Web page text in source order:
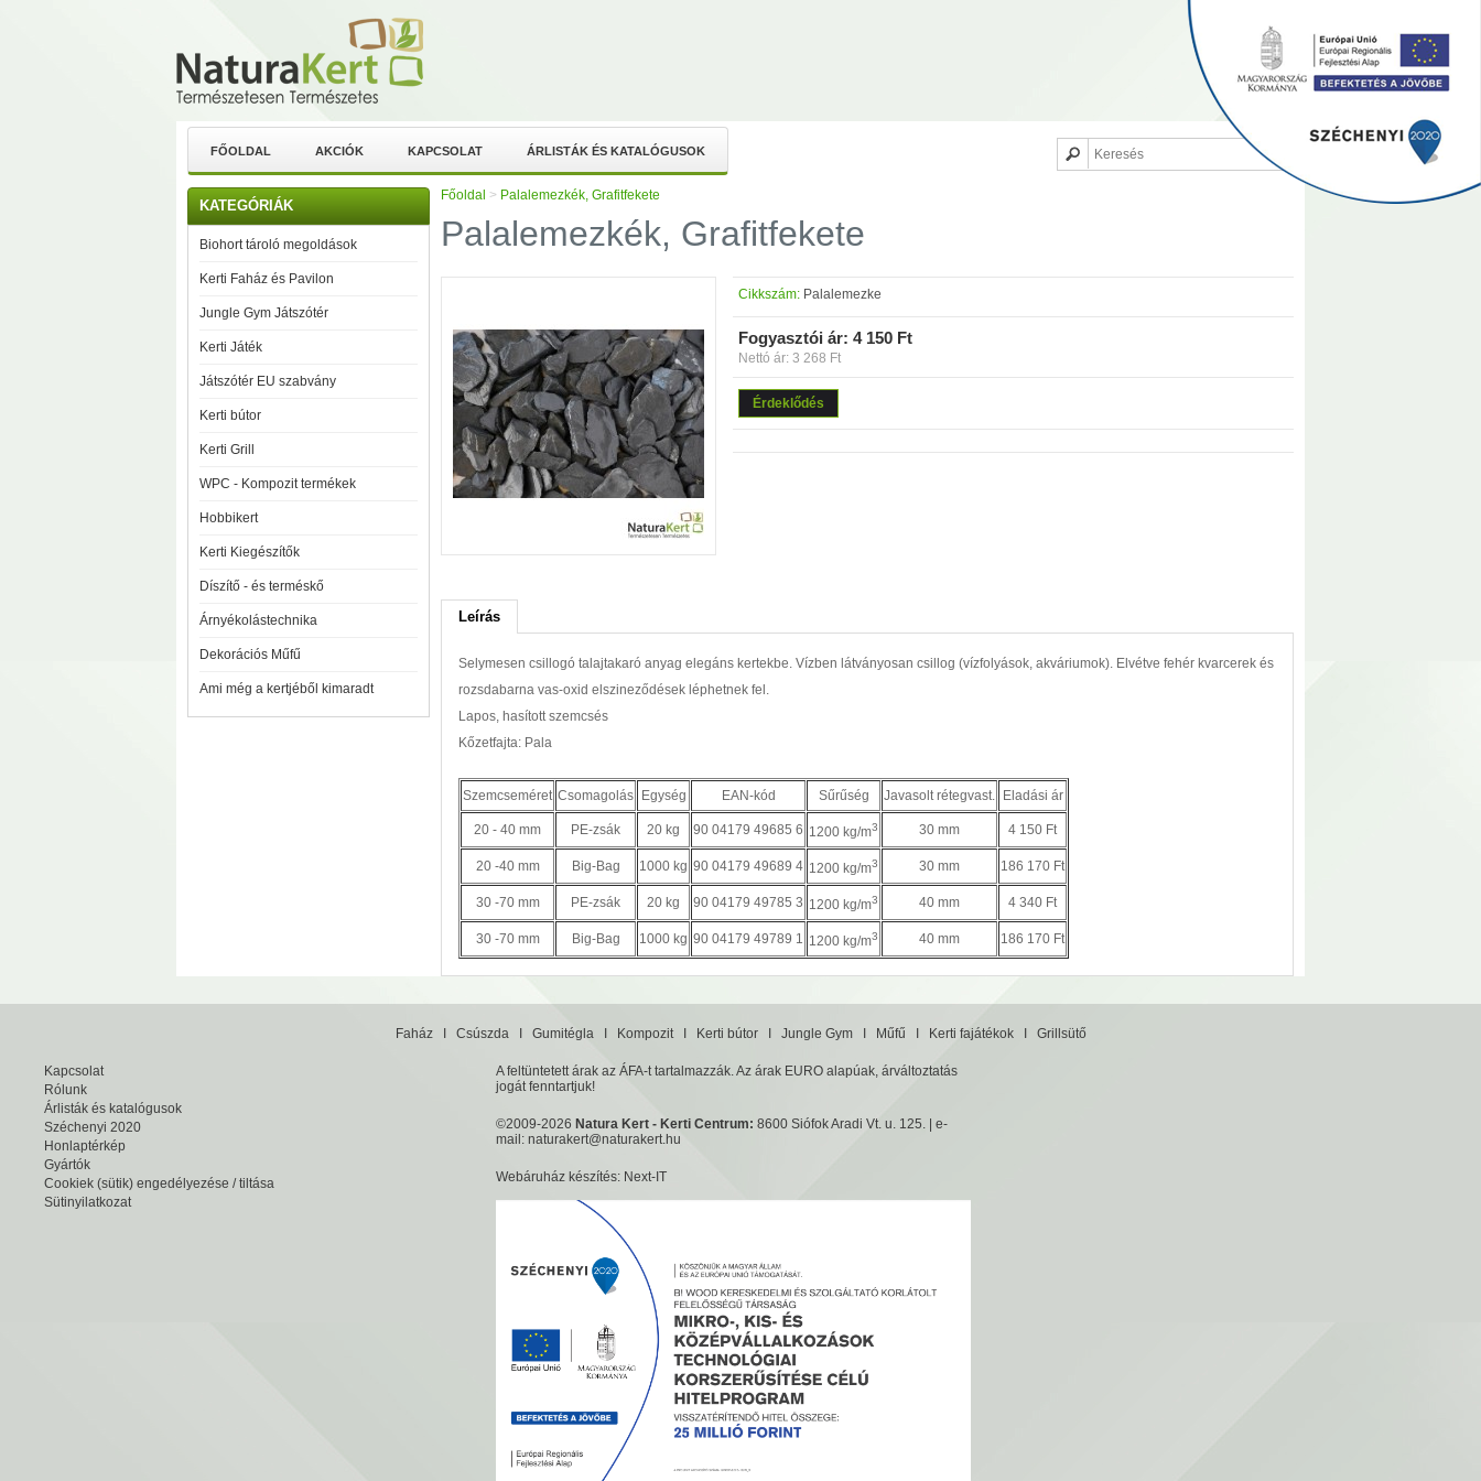
FŐOLDAL AKCIÓK KAPCSOLAT ÁRLISTÁK ÉS KATALÓGUSOK
KATEGÓRIÁK
Biohort tároló megoldások
Kerti Faház és Pavilon
Jungle Gym Játszótér
Kerti Játék
Játszótér EU szabvány
Kerti bútor
Kerti Grill
WPC - Kompozit termékek
Hobbikert
Kerti Kiegészítők
Díszítő - és terméskő
Árnyékolástechnika
Dekorációs Műfű
Ami még a kertjéből kimaradt
Főoldal > Palalemezkék, Grafitfekete
Palalemezkék, Grafitfekete
Cikkszám: Palalemezke
Fogyasztói ár: 4 150 Ft
Nettó ár: 3 268 Ft
Érdeklődés
Leírás
Selymesen csillogó talajtakaró anyag elegáns kertekbe. Vízben látványosan csillog (vízfolyások, akváriumok). Elvétve fehér kvarcerek és
rozsdabarna vas-oxid elszineződések léphetnek fel.
Lapos, hasított szemcsés
Kőzetfajta: Pala
Szemcseméret Csomagolás Egység EAN-kód Sűrűség Javasolt rétegvast. Eladási ár
20 - 40 mm PE-zsák 20 kg 90 04179 49685 6 1200 kg/m3 30 mm 4 150 Ft
20 -40 mm Big-Bag 1000 kg 90 04179 49689 4 1200 kg/m3 30 mm 186 170 Ft
30 -70 mm PE-zsák 20 kg 90 04179 49785 3 1200 kg/m3 40 mm 4 340 Ft
30 -70 mm Big-Bag 1000 kg 90 04179 49789 1 1200 kg/m3 40 mm 186 170 Ft
FaházI CsúszdaI GumitéglaI KompozitI Kerti bútorI Jungle GymI Műfű Kerti fajátékokI Grillsütő
Kapcsolat
Rólunk
Árlisták és katalógusok
Széchenyi 2020
Honlaptérkép
Gyártók
Cookiek (sütik) engedélyezése / tiltása
Sütinyilatkozat
A feltüntetett árak az ÁFA-t tartalmazzák. Az árak EURO alapúak, árváltoztatás
jogát fenntartjuk!
©2009-2026 Natura Kert - Kerti Centrum: 8600 Siófok Aradi Vt. u. 125. | e-
mail:naturakert@naturakert.hu
Webáruház készítés: Next-IT